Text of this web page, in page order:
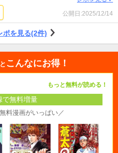
公開日:2025/12/14
ポを見る(2件)
こんなにお得！
もっと無料が読める！
で無料増量
料漫画がいっぱい／